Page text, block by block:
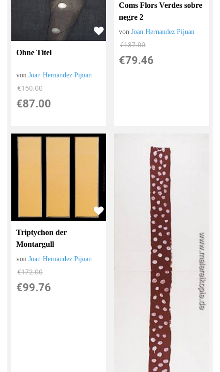
Ohne Titel
vonJoan Hernandez Pijuan
€150.00
€87.00
Coms Flors Verdes sobre
negre 2
vonJoan Hernandez Pijuan
€137.00
€79.46
Triptychon der
Montargull
vonJoan Hernandez Pijuan
€172.00
€99.76